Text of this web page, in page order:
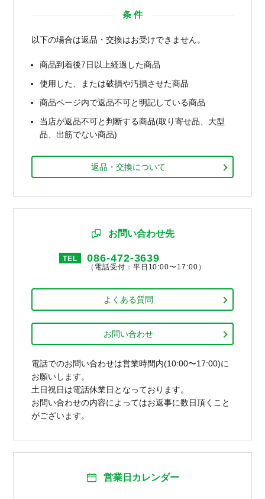
条 件
以下の場合は返品・交換はお受けできません。
商品到着後7日以上経過した商品
使用した、または破損や汚損させた商品
商品ページ内で返品不可と明記している商品
当店が返品不可と判断する商品(取り寄せ品、大型
品、出筋でない商品)
返品・交換について
お問い合わせ先
TEL 086-472-3639
（電話受付：平日10:00〜17:00）
よくある質問
お問い合わせ
電話でのお問い合わせは営業時間内(10:00〜17:00)に
お願いします。
土日祝日は電話休業日となっております。
お問い合わせの内容によってはお返事に数日頂くこと
がございます。
営業日カレンダー